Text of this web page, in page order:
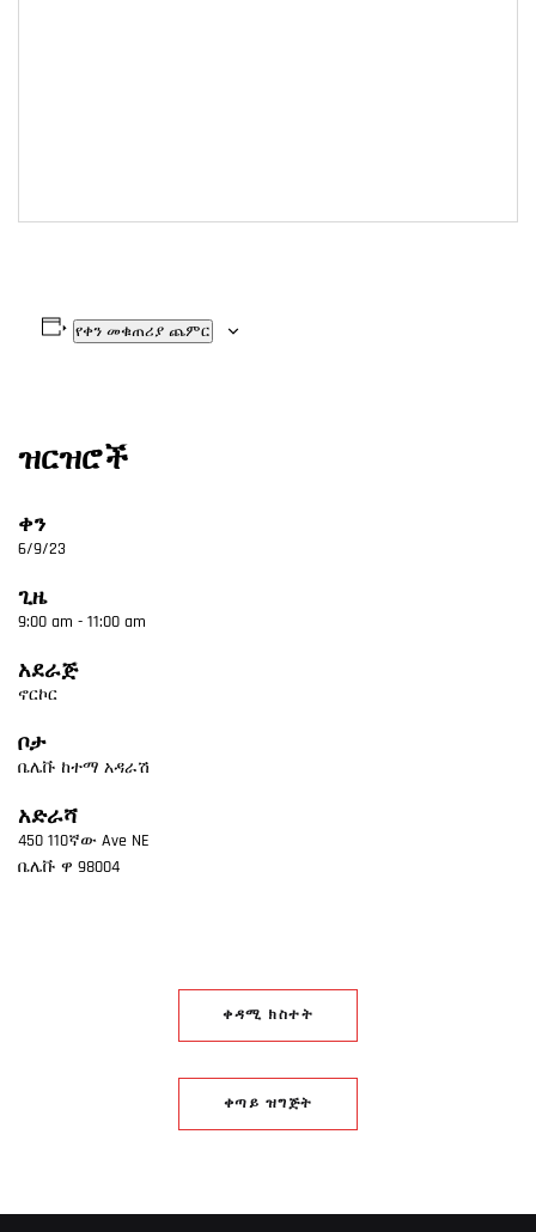
የቀን መቁጠሪያ ጨምር
ዝርዝሮች
ቀን
6/9/23
ጊዜ
9:00 am - 11:00 am
አደራጅ
ኖርኮር
ቦታ
ቤሌቩ ከተማ አዳራሽ
አድራሻ
450 110ኛው Ave NE
ቤሌቩ ዋ 98004
ቀዳሚ ክስተት
ቀጣይ ዝግጅት